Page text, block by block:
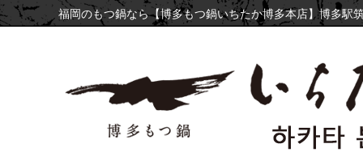
福岡のもつ鍋なら【博多もつ鍋いちたか博多本店】博多駅